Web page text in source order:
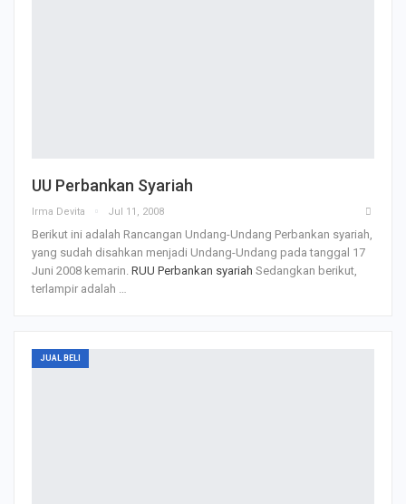
UU Perbankan Syariah
Irma Devita Jul 11, 2008
Berikut ini adalah Rancangan Undang-Undang Perbankan syariah,
yang sudah disahkan menjadi Undang-Undang pada tanggal 17
Juni 2008 kemarin. RUU Perbankan syariah Sedangkan berikut,
terlampir adalah
JUAL BELI